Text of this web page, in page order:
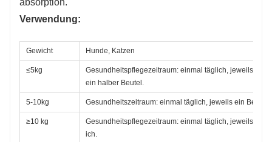
Verwendung:
Gewicht Hunde, Katzen
≤5kg
Gesundheitspflegezeitraum: einmal täglich, jeweils ein
ein halber Beutel.
5-10kg Gesundheitszeitraum: einmal täglich, jeweils ein
≥10 kg
Gesundheitspflegezeitraum: einmal täglich, jeweils 2
ich.